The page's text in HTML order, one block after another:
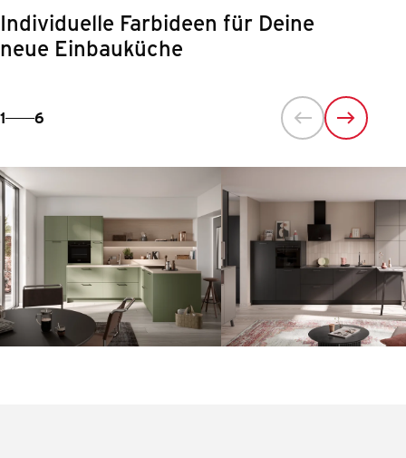
Individuelle Farbideen für Deine
neue Einbauküche
1 6